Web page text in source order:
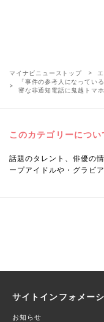
マイナビニューストップ
「事件の参考人になって
審な非通知電話に鬼越トマ
このカテゴリーについ
話題のタレント、俳優の
ープアイドルや・グラビ
サイトインフォメー
お知らせ